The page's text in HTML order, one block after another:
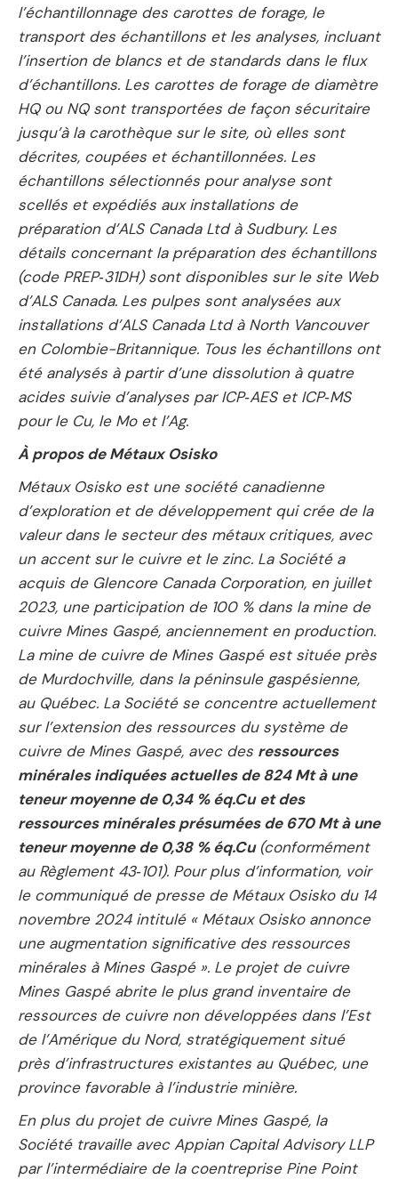
l’échantillonnage des carottes de forage, le
transport des échantillons et les analyses, incluant
l’insertion de blancs et de standards dans le flux
d’échantillons. Les carottes de forage de diamètre
HQ ou NQ sont transportées de façon sécuritaire
jusqu’à la carothèque sur le site, où elles sont
décrites, coupées et échantillonnées. Les
échantillons sélectionnés pour analyse sont
scellés et expédiés aux installations de
préparation d’ALS Canada Ltd à Sudbury. Les
détails concernant la préparation des échantillons
(code PREP‑31DH) sont disponibles sur le site Web
d’ALS Canada. Les pulpes sont analysées aux
installations d’ALS Canada Ltd à North Vancouver
en Colombie-Britannique. Tous les échantillons ont
été analysés à partir d’une dissolution à quatre
acides suivie d’analyses par ICP‑AES et ICP‑MS
pour le Cu, le Mo et l’Ag.
À propos de Métaux Osisko
Métaux Osisko est une société canadienne
d’exploration et de développement qui crée de la
valeur dans le secteur des métaux critiques, avec
un accent sur le cuivre et le zinc. La Société a
acquis de Glencore Canada Corporation, en juillet
2023, une participation de 100 % dans la mine de
cuivre Mines Gaspé, anciennement en production.
La mine de cuivre de Mines Gaspé est située près
de Murdochville, dans la péninsule gaspésienne,
au Québec. La Société se concentre actuellement
sur l’extension des ressources du système de
cuivre de Mines Gaspé, avec des ressources
minérales indiquées actuelles de 824 Mt à une
teneur moyenne de 0,34 % éq.Cu et des
ressources minérales présumées de 670 Mt à une
teneur moyenne de 0,38 % éq.Cu(conformément
au Règlement 43‑101). Pour plus d’information, voir
le communiqué de presse de Métaux Osisko du 14
novembre 2024 intitulé « Métaux Osisko annonce
une augmentation significative des ressources
minérales à Mines Gaspé ». Le projet de cuivre
Mines Gaspé abrite le plus grand inventaire de
ressources de cuivre non développées dans l’Est
de l’Amérique du Nord, stratégiquement situé
près d’infrastructures existantes au Québec, une
province favorable à l’industrie minière.
En plus du projet de cuivre Mines Gaspé, la
Société travaille avec Appian Capital Advisory LLP
par l’intermédiaire de la coentreprise Pine Point